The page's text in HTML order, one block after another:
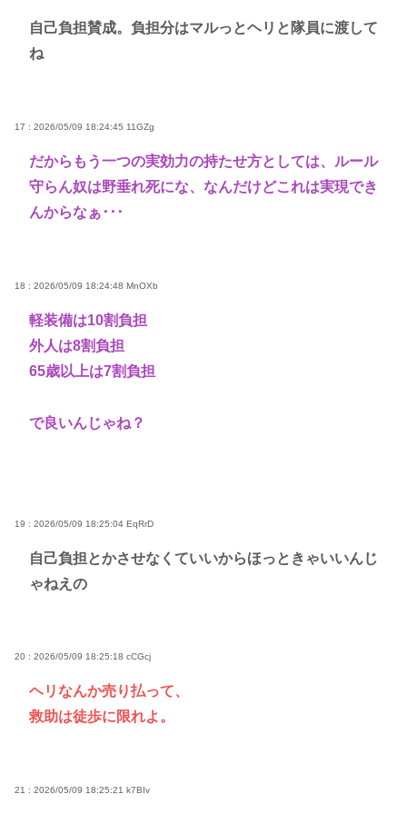
自己負担賛成。負担分はマルっとヘリと隊員に渡して
ね
17 : 2026/05/09 18:24:45 11GZg
だからもう一つの実効力の持たせ方としては、ルール
守らん奴は野垂れ死にな、なんだけどこれは実現でき
んからなぁ･･･
18 : 2026/05/09 18:24:48 MnOXb
軽装備は10割負担
外人は8割負担
65歳以上は7割負担
で良いんじゃね？
19 : 2026/05/09 18:25:04 EqRrD
自己負担とかさせなくていいからほっときゃいいんじ
ゃねえの
20 : 2026/05/09 18:25:18 cCGcj
ヘリなんか売り払って、
救助は徒歩に限れよ。
21 : 2026/05/09 18:25:21 k7BIv